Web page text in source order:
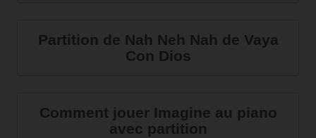
Partition de Nah Neh Nah de Vaya
Con Dios
Comment jouer Imagine au piano
avec partition